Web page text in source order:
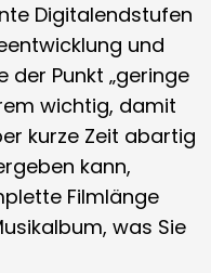
Digitalendstufen
und
der Punkt „geringe
wichtig, damit
kurze Zeit abartig
kann,
Filmlänge
was Sie